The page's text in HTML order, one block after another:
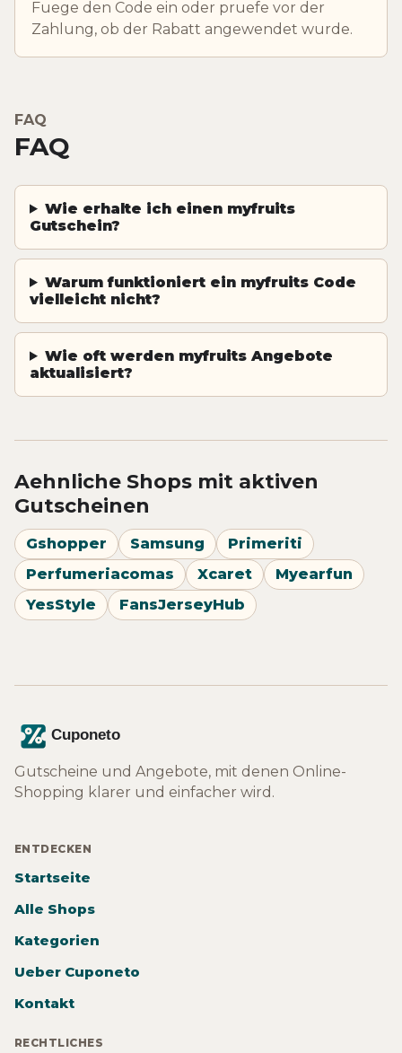
Fuege den Code ein oder pruefe vor der
Zahlung, ob der Rabatt angewendet wurde.
FAQ
FAQ
Wie erhalte ich einen myfruits
Gutschein?
Warum funktioniert ein myfruits Code
vielleicht nicht?
Wie oft werden myfruits Angebote
aktualisiert?
Aehnliche Shops mit aktiven
Gutscheinen
Gshopper Samsung
Primeriti
Perfumeriacomas
Xcaret
Myearfun
YesStyle
FansJerseyHub
Gutscheine und Angebote, mit denen Online-
Shopping klarer und einfacher wird.
ENTDECKEN
Startseite
Alle Shops
Kategorien
Ueber Cuponeto
Kontakt
RECHTLICHES